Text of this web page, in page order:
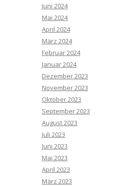
Juni 2024
Mai 2024
April 2024
März 2024
Februar 2024
Januar 2024
Dezember 2023
November 2023
Oktober 2023
September 2023
August 2023
Juli 2023
Juni 2023
Mai 2023
April 2023
März 2023